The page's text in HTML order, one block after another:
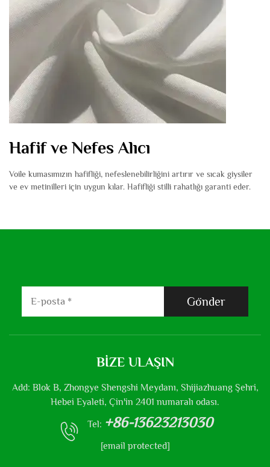
Hafif ve Nefes Alıcı
Voile kumasımızın hafifliği, nefeslenebilirliğini artırır ve sıcak giysiler
ve ev metinilleri için uygun kılar. Hafifliği stilli rahatlığı garanti eder.
Gönder
BIZE ULAŞIN
Add: Blok B, Zhongye Shengshi Meydanı, Shijiazhuang Şehri,
Hebei Eyaleti, Çin'in 2401 numaralı odası.
Tel: +86-13623213030
[email protected]